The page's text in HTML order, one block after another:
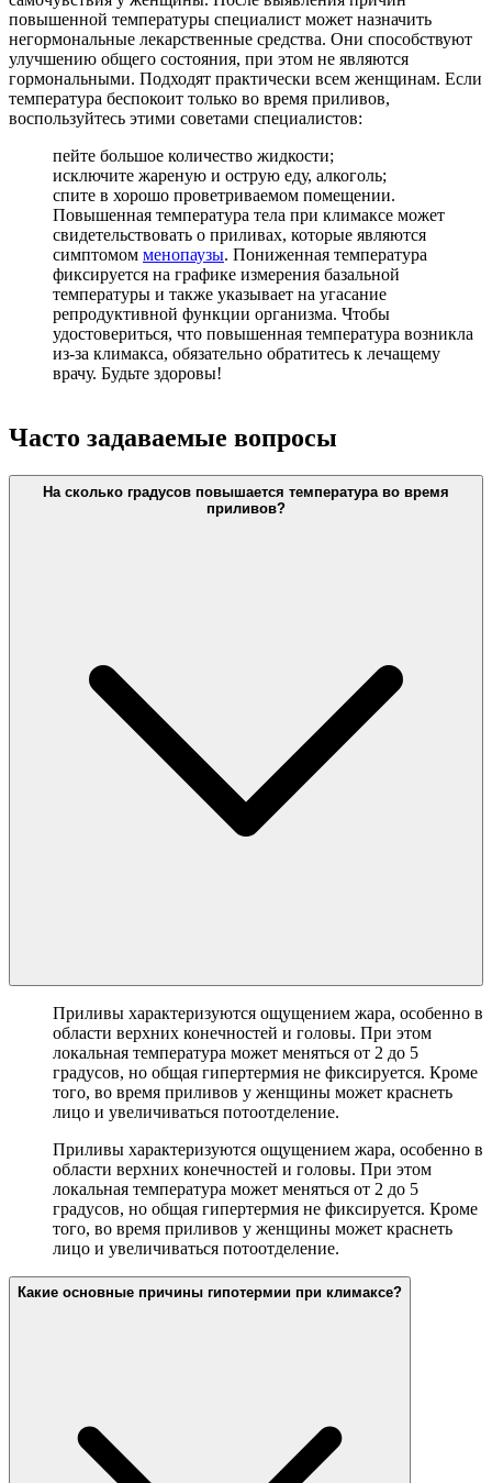
повышенной температуры специалист может назначить
негормональные лекарственные средства. Они способствуют
улучшению общего состояния, при этом не являются
гормональными. Подходят практически всем женщинам. Если
температура беспокоит только во время приливов,
воспользуйтесь этими советами специалистов:
пейте большое количество жидкости;
исключите жареную и острую еду, алкоголь;
спите в хорошо проветриваемом помещении.
Повышенная температура тела при климаксе может
свидетельствовать о приливах, которые являются
симптомом менопаузы. Пониженная температура
фиксируется на графике измерения базальной
температуры и также указывает на угасание
репродуктивной функции организма. Чтобы
удостовериться, что повышенная температура возникла
из-за климакса, обязательно обратитесь к лечащему
врачу. Будьте здоровы!
Часто задаваемые вопросы
На сколько градусов повышается температура во время
приливов?
Приливы характеризуются ощущением жара, особенно в
области верхних конечностей и головы. При этом
локальная температура может меняться от 2 до 5
градусов, но общая гипертермия не фиксируется. Кроме
того, во время приливов у женщины может краснеть
лицо и увеличиваться потоотделение.
Приливы характеризуются ощущением жара, особенно в
области верхних конечностей и головы. При этом
локальная температура может меняться от 2 до 5
градусов, но общая гипертермия не фиксируется. Кроме
того, во время приливов у женщины может краснеть
лицо и увеличиваться потоотделение.
Какие основные причины гипотермии при климаксе?